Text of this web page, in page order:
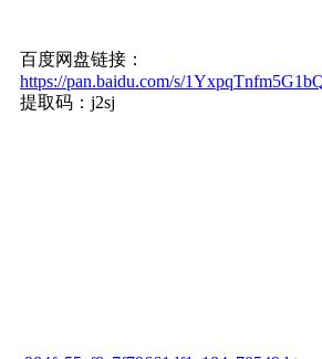
百度网盘链接：
https://pan.baidu.com/s/
提取码：j2sj